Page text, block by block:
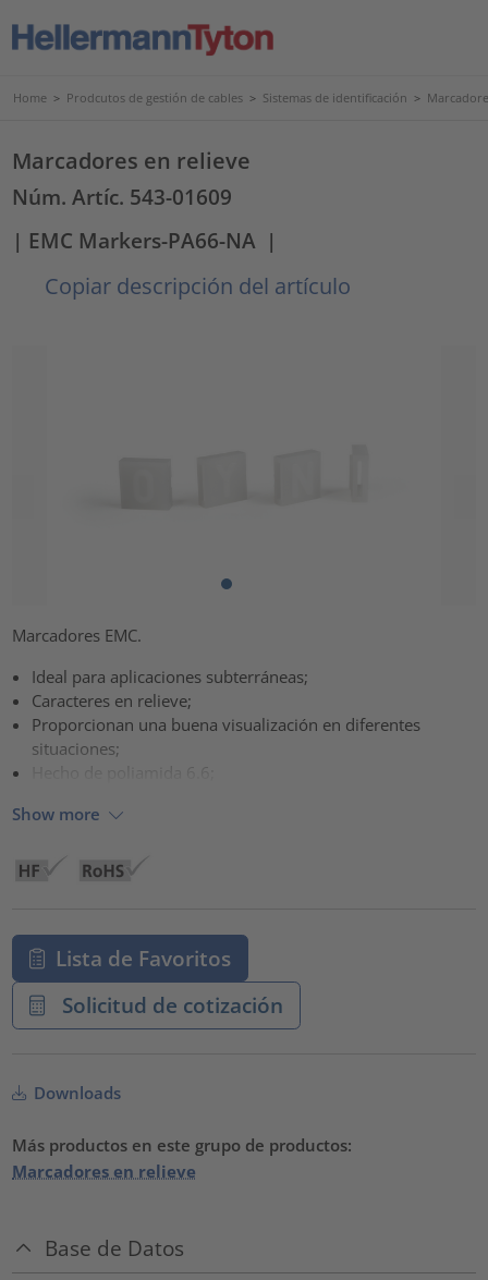
Home > Prodcutos de gestión de cables > Sistemas de identificación >
Marcadores en relieve
Núm. Artíc. 543-01609
| EMC Markers-PA66-NA |
Copiar descripción del artículo
Marcadores EMC.
Ideal para aplicaciones subterráneas;
Caracteres en relieve;
Proporcionan una buena visualización en diferentes
situaciones;
Show more
Lista de Favoritos
Solicitud de cotización
Downloads
Más productos en este grupo de productos:
Marcadores en relieve
Base de Datos